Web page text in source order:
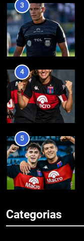
3
4
5
Categorias